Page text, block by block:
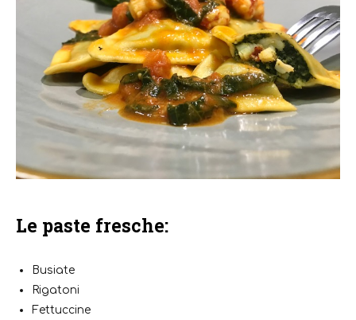
Le paste fresche:
Busiate
Rigatoni
Fettuccine